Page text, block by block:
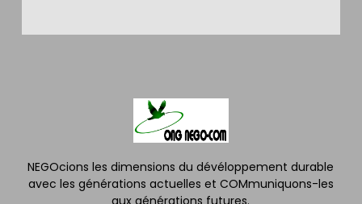
NEGOcions les dimensions du dévéloppement durable
avec les générations actuelles et COMmuniquons-les